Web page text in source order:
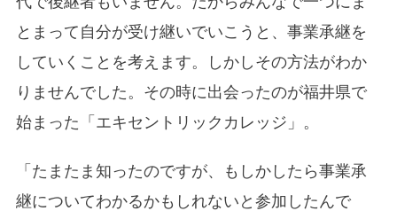
とまって自分が受け継いでいこうと、事業承継を
していくことを考えます。しかしその方法がわか
りませんでした。その時に出会ったのが福井県で
始まった「エキセントリックカレッジ」。
「たまたま知ったのですが、もしかしたら事業承
継についてわかるかもしれないと参加したんで